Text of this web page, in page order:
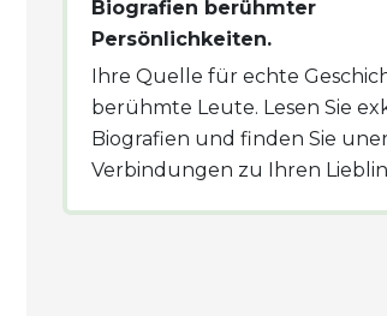
Biografien berühmter
Persönlichkeiten.
Ihre Quelle für echte
berühmte Leute. Lesen Sie
Biografien und finden Sie
Verbindungen zu Ihren